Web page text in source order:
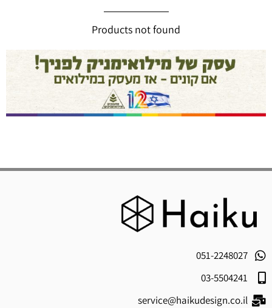
Products not found
051-2248027
03-5504241
service@haikudesign.co.il